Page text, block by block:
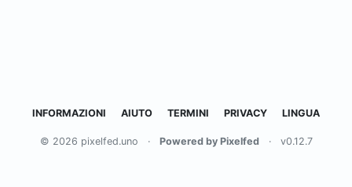
INFORMAZIONI AIUTO TERMINI PRIVACY LINGUA
© 2026 pixelfed.uno · Powered by Pixelfed · v0.12.7